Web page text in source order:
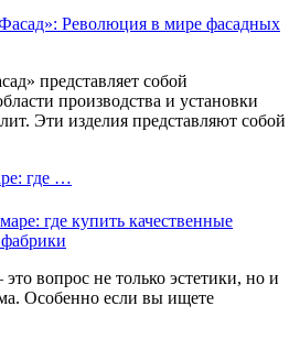
представляет собой
производства и установки
Эти изделия представляют собой
где …
вопрос не только эстетики, но и
Особенно если вы ищете